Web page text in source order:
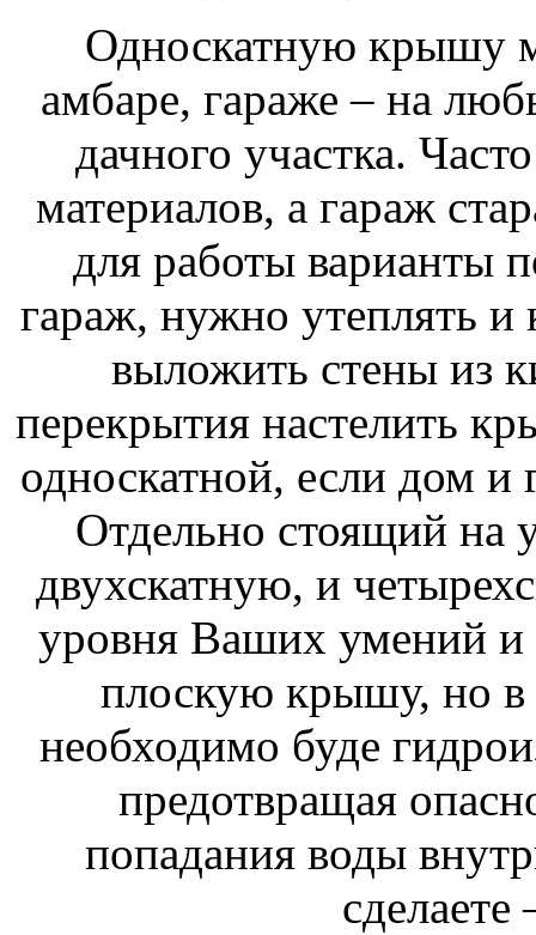
Односкатную крышу
амбаре, гараже – на
дачного участка.
материалов, а гараж
для работы варианты
гараж, нужно утеплять
выложить стены из
перекрытия настелить
односкатной, если дом
Отдельно стоящий на
двухскатную, и
уровня Ваших умений и
плоскую крышу, но в
необходимо буде
предотвращая
попадания воды